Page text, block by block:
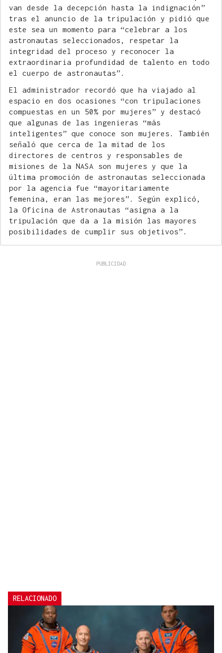
van desde la decepción hasta la indignación”
tras el anuncio de la tripulación y pidió que
este sea un momento para “celebrar a los
astronautas seleccionados, respetar la
integridad del proceso y reconocer la
extraordinaria profundidad de talento en todo
el cuerpo de astronautas”.
El administrador recordó que ha viajado al
espacio en dos ocasiones “con tripulaciones
compuestas en un 50% por mujeres” y destacó
que algunas de las ingenieras “más
inteligentes” que conoce son mujeres. También
señaló que cerca de la mitad de los
directores de centros y responsables de
misiones de la NASA son mujeres y que la
última promoción de astronautas seleccionada
por la agencia fue “mayoritariamente
femenina, eran las mejores”. Según explicó,
la Oficina de Astronautas “asigna a la
tripulación que da a la misión las mayores
posibilidades de cumplir sus objetivos”.
RELACIONADO